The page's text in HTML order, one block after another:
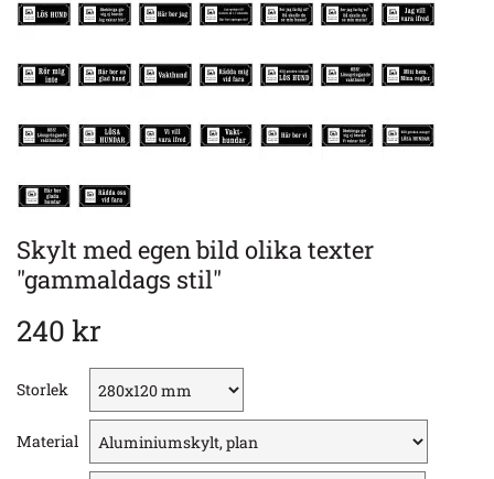
Skylt med egen bild olika texter
"gammaldags stil"
240 kr
Storlek
Material